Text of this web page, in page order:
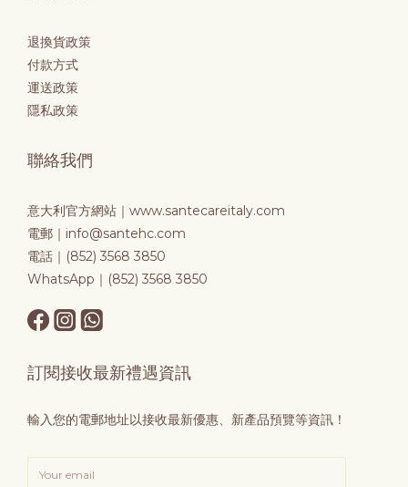
退換貨政策
付款方式
運送政策
隱私政策
聯絡我們
意大利官方網站｜ www.santecareitaly.com
電郵｜info@santehc.com
電話｜(852) 3568 3850
WhatsApp｜(852) 3568 3850
訂閱接收最新禮遇資訊
輸入您的電郵地址以接收最新優惠、新產品預覽等資訊！